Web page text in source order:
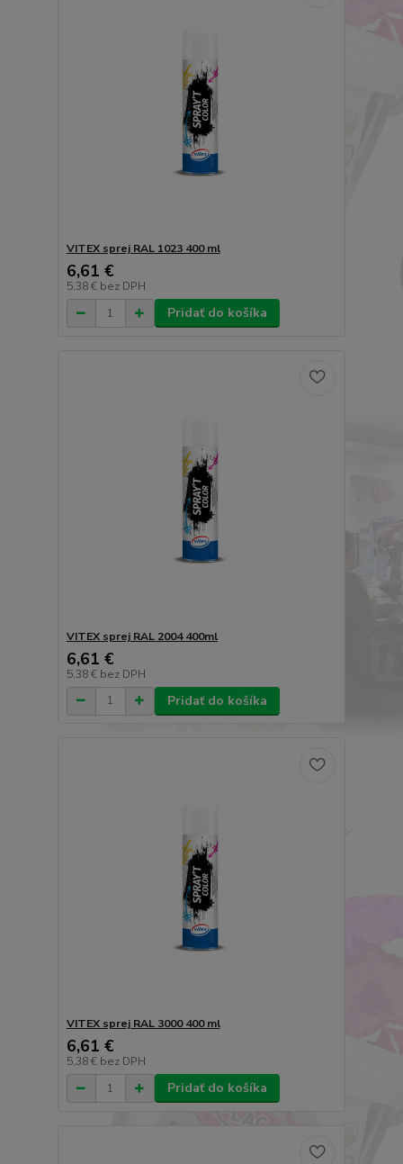
VITEX sprej RAL 1023 400 ml
6,61 €
5,38 € bez DPH
Pridať do košíka
VITEX sprej RAL 2004 400ml
6,61 €
5,38 € bez DPH
Pridať do košíka
VITEX sprej RAL 3000 400 ml
6,61 €
5,38 € bez DPH
Pridať do košíka